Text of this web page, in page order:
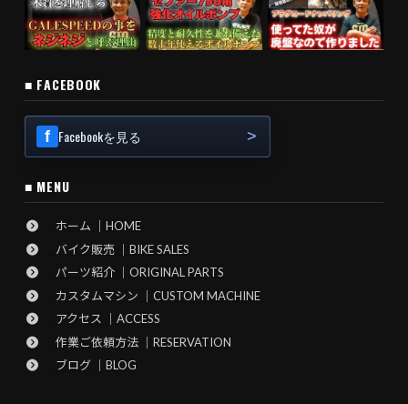
■ FACEBOOK
Facebookを見る
■ MENU
ホーム ｜HOME
バイク販売 ｜BIKE SALES
パーツ紹介 ｜ORIGINAL PARTS
カスタムマシン ｜CUSTOM MACHINE
アクセス ｜ACCESS
作業ご依頼方法 ｜RESERVATION
ブログ ｜BLOG